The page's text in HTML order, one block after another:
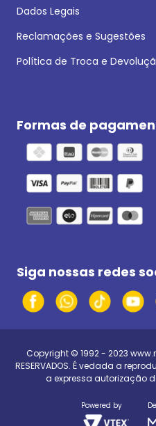
Dados Legais
Reclamações e Sugestões
Política de Troca e
Formas de
Siga nossas redes
Copyright © 1992 - 2023
RESERVADOS. É vedada a
a expressa autorização
Powered by